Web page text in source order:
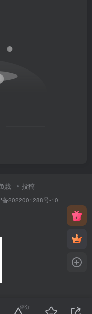
载 投稿
备2022001288号-10
评分